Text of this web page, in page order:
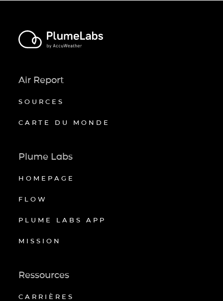
Air Report
SOURCES
CARTE DU MONDE
Plume Labs
HOMEPAGE
FLOW
PLUME LABS APP
MISSION
Ressources
CARRIÈRES